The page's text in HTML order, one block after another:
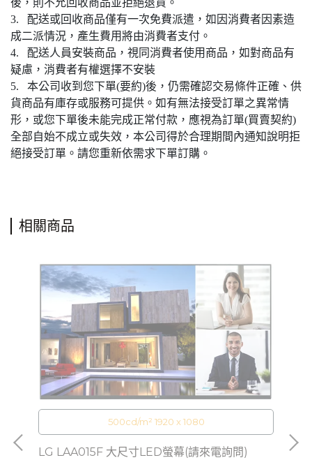
後，則不允回收商品並拒絕退貨。
3. 配送或回收商品僅有一次免費派遣，如因消費者因素造
成二派情況，產生費用將由消費者支付。
4. 配送人員安裝商品，視同消費者使用商品，如對商品有
疑慮，消費者有權選擇不安裝
5. 本公司收到您下單(要約)後，仍需確認交易條件正確、供
貨商品有庫存或服務可提供。如有無法接受訂單之異常情
形，或您下單後未能完成正常付款，應視為訂單(買賣契約)
全部自始不成立或失效，本公司得於合理期間內通知說明拒
絕接受訂單。請您重新依需求下單訂購。
相關商品
500cd/m² 1920 x 1080
LG LAA015F 大尺寸LED螢幕(請來電詢問)